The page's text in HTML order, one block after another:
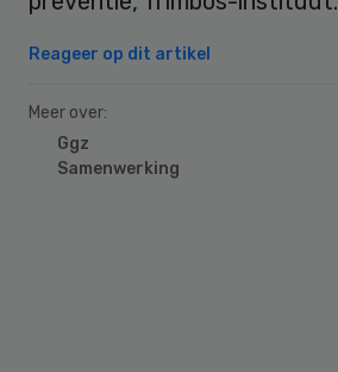
Reageer op dit artikel
Meer over:
Ggz
Samenwerking